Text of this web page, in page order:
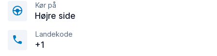
Kør på
Højre side
Landekode
+1